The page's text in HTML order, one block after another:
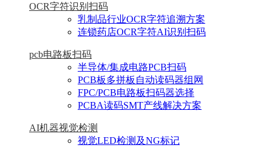
OCR字符识别扫码
乳制品行业OCR字符追溯方案
连锁药店OCR字符AI识别扫码
pcb电路板扫码
半导体/集成电路PCB扫码
PCB板多拼板自动读码器组网
FPC/PCB电路板扫码器选择
PCBA读码SMT产线解决方案
AI机器视觉检测
视觉LED检测及NG标记